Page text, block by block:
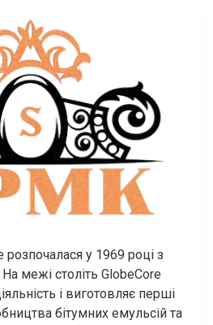
розпочалася у 1969 році з
межі століть GlobeCore
і виготовляє перші
бітумних емульсій та